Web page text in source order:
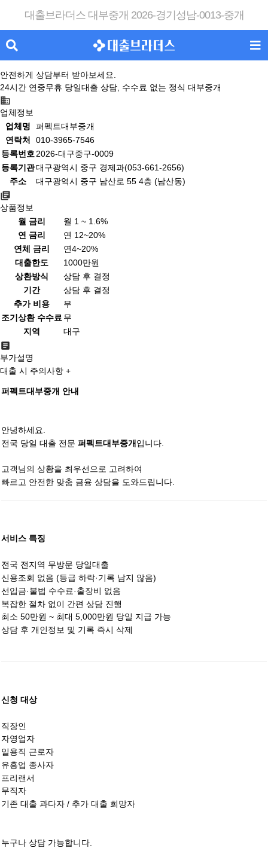
대출브라더스 대부중개 2026-경기성남-0013-중개
안전하게 상담부터 받아보세요.
24시간 연중무휴 당일대출 상담, 수수료 없는 정식 대부중개
업체정보
업체명
퍼펙트대부중개
연락처
010-3965-7546
등록번호 2026-대구중구-0009
등록기관대구광역시 중구 경제과(053-661-2656)
주소
대구광역시 중구 남산로 55 4층 (남산동)
상품정보
월 금리
월 1 ~ 1.6%
연 금리
연 12~20%
연체 금리
연4~20%
대출한도
1000만원
상환방식
상담 후 결정
기간
상담 후 결정
추가 비용
무
조기상환 수수료 무
지역
대구
부가설명
대출 시 주의사항 +
퍼펙트대부중개 안내
안녕하세요.
전국 당일 대출 전문 퍼펙트대부중개 입니다.
고객님의 상황을 최우선으로 고려하여
빠르고 안전한 맞춤 금융 상담을 도와드립니다.
서비스 특징
전국 전지역 무방문 당일대출
신용조회 없음 (등급 하락·기록 남지 않음)
선입금·불법 수수료·출장비 없음
복잡한 절차 없이 간편 상담 진행
최소 50만원 ~ 최대 5,000만원 당일 지급 가능
상담 후 개인정보 및 기록 즉시 삭제
신청 대상
직장인
자영업자
일용직 근로자
유흥업 종사자
프리랜서
무직자
기존 대출 과다자 / 추가 대출 희망자
누구나 상담 가능합니다.